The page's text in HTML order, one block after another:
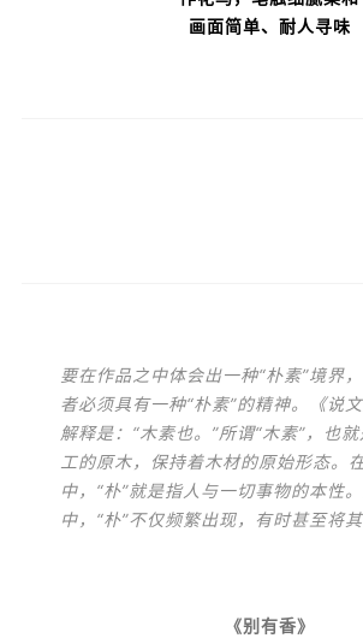
画面简单、耐人寻味
要在作品之中体会出一种“朴素”境界
者必须具有一种“朴素”的精神。《说
解释是：“木素也。”所谓“木素”，也
工的原木，保持着木材的原始形态。
中，“朴”就是指人与一切事物的本性
中，“朴”不仅频繁出现，有时甚至将其
《别有香》